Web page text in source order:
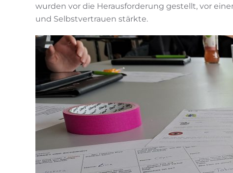
wurden vor die Herausforderung gestellt, vor
und Selbstvertrauen stärkte.